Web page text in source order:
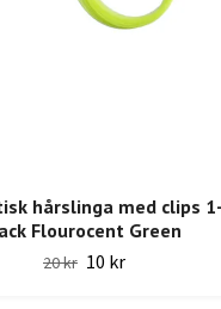
hårslinga med clips 1-
Flourocent Green
20 kr 10 kr